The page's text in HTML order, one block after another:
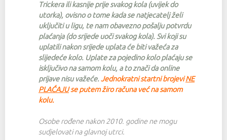
Trickerailikasnije prije svakog kola (uvijek do
utorka), ovisno o tome kada se natjecatelj želi
uključiti u ligu, te nam obavezno pošalju potvrdu
plaćanja (do srijede uoči svakog kola). Svi koji su
uplatilinakon srijede uplata će biti važeća za
slijedeće kolo. Uplate za pojedino kolo plaćaju se
isključivona samom kolu, a to znači da online
prijave nisu važeće.Jednokratni startni brojeviNE
PLAĆAJUse putem žiro računa već na samom
kolu.
Osobe rođene nakon 2010. godine ne mogu
sudjelovati na glavnoj utrci.